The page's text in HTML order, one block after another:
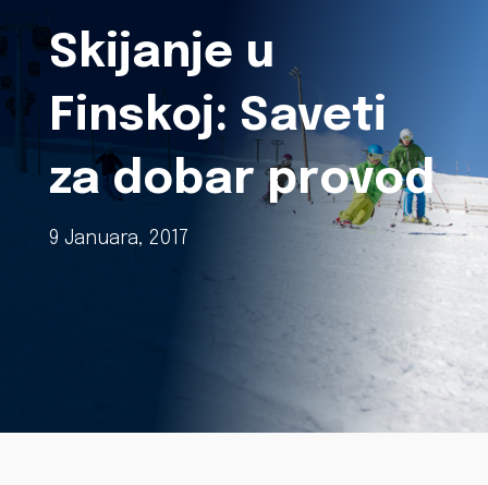
Skijanje u
Finskoj: Saveti
za dobar provod
9 Januara, 2017